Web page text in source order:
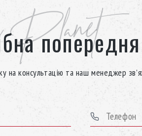
на консультацію та наш менеджер